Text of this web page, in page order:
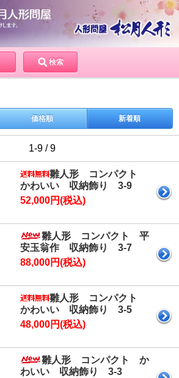
検索
価格順 新着順
1-9 / 9
雛人形 コンパクト
かわいい 収納飾り 3-9
52,000円(税込)
雛人形 コンパクト 平
安玉翁作 収納飾り 3-7
88,000円(税込)
雛人形 コンパクト
かわいい 収納飾り 3-5
48,000円(税込)
雛人形 コンパクト か
わいい 収納飾り 3-3